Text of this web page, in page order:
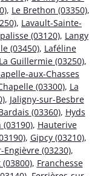
, Le Brethon (03350),
, Lavault-Sainte-
(03120), Langy
(03450), Laféline
La Guillermie (03250),
aux-Chasses
(03300), La
, Jaligny-sur-Besbre
(03360), Hyds
(03190), Hauterive
, Gipcy (03210),
(03230),
, Franchesse